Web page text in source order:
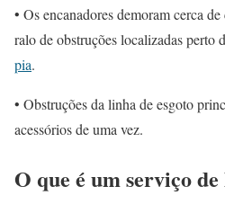
• Os encanadores demoram cerca
ralo de obstruções localizadas perto
pia.
• Obstruções da linha de esgoto
acessórios de uma vez.
O que é um serviço